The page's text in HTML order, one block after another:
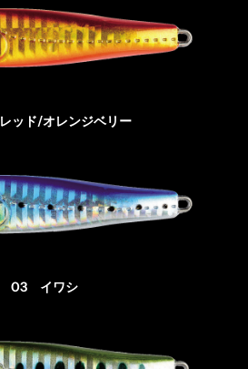
ッド/オレンジベリー
03 イワシ